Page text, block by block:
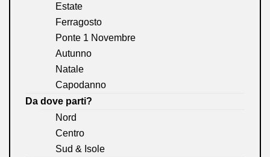
Estate
Ferragosto
Ponte 1 Novembre
Autunno
Natale
Capodanno
Da dove parti?
Nord
Centro
Sud & Isole